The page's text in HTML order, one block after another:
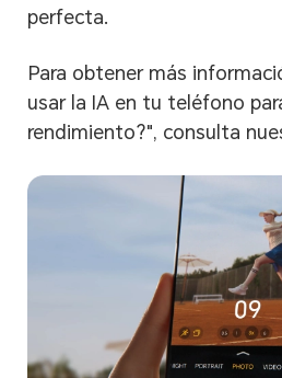
perfecta.
Para obtener más
usar la IA en tu teléfono
rendimiento?", consulta